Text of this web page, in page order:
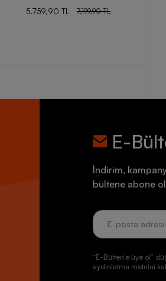
5.759,90 TL
7.199,90 TL
E-
İndirim,
bültene abone
“E-Bülten’e üye ol”
aydınlatma metnini